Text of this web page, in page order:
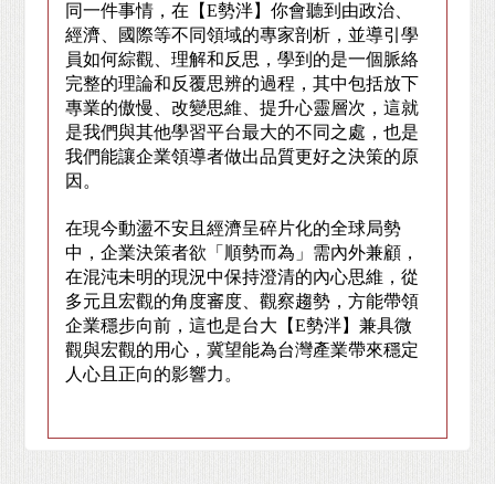
同一件事情，在【E勢泮】你會聽到由政治、
經濟、國際等不同領域的專家剖析，並導引學
員如何綜觀、理解和反思，學到的是一個脈絡
完整的理論和反覆思辨的過程，其中包括放下
專業的傲慢、改變思維、提升心靈層次，這就
是我們與其他學習平台最大的不同之處，也是
我們能讓企業領導者做出品質更好之決策的原
因。
在現今動盪不安且經濟呈碎片化的全球局勢
中，企業決策者欲「順勢而為」需內外兼顧，
在混沌未明的現況中保持澄清的內心思維，從
多元且宏觀的角度審度、觀察趨勢，方能帶領
企業穩步向前，這也是台大【E勢泮】兼具微
觀與宏觀的用心，冀望能為台灣產業帶來穩定
人心且正向的影響力。